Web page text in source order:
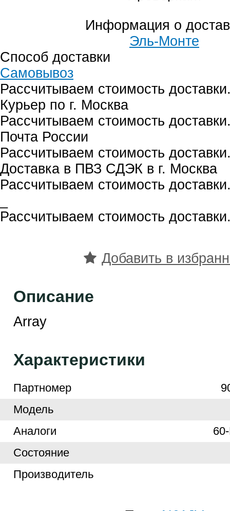
Информация о
Эль-Монте
Способ доставки
Самовывоз
Рассчитываем стоимость
Курьер по г. Москва
Рассчитываем стоимость
Почта России
Рассчитываем стоимость
Доставка в ПВЗ СДЭК в г. Москва
Рассчитываем стоимость
Рассчитываем стоимость
Добавить в
Описание
Array
Характеристики
Партномер
Модель
Аналоги
Cостояние
Производитель